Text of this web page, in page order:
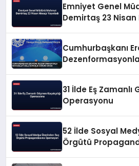
Emniyet Genel
Demirtaş 23 Nisan
Cumhurbaşkanı
31 İlde Eş Zamanlı
Operasyonu
52 İlde Sosyal
Örgütü